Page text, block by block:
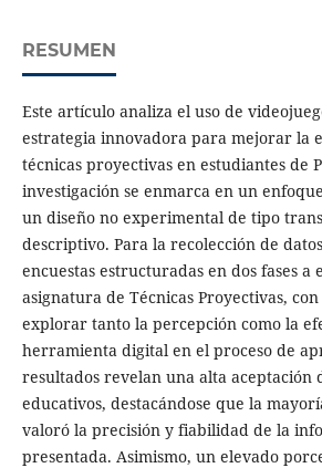
RESUMEN
Este artículo analiza el uso de
estrategia innovadora para mejorar la
técnicas proyectivas en estudiantes de
investigación se enmarca en un
un diseño no experimental de tipo
descriptivo. Para la recolección de
encuestas estructuradas en dos fases a
asignatura de Técnicas Proyectivas,
explorar tanto la percepción como la
herramienta digital en el proceso de
resultados revelan una alta aceptación
educativos, destacándose que la
valoró la precisión y fiabilidad de la
presentada. Asimismo, un elevado